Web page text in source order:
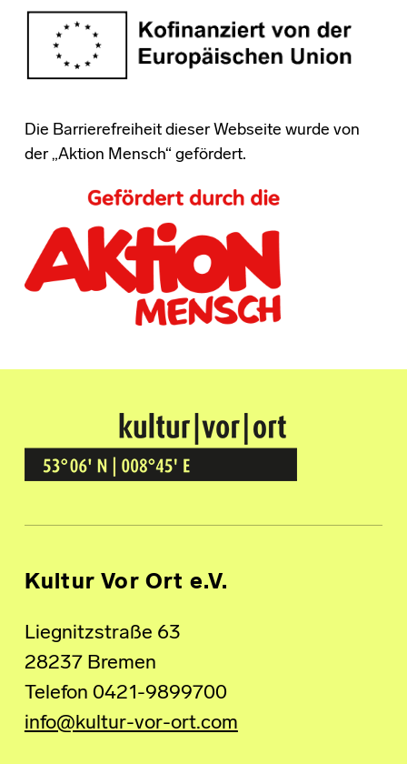
Die Barrierefreiheit dieser Webseite wurde von
der „Aktion Mensch“ gefördert.
Kultur Vor Ort
BREMEN GRÖPELINGEN
Kultur Vor Ort e.V.
Liegnitzstraße 63
28237 Bremen
Telefon 0421-9899700
info@kultur-vor-ort.com